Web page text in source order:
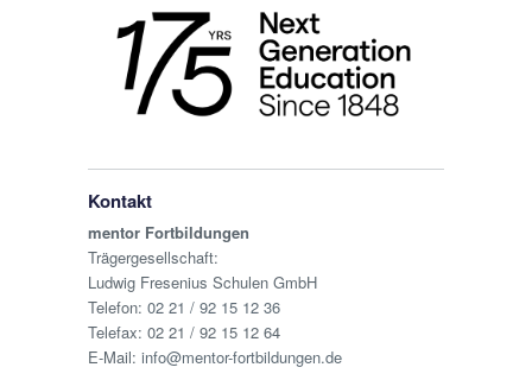
Kontakt
mentor Fortbildungen
Trägergesellschaft:
Ludwig Fresenius Schulen GmbH
Telefon: 02 21 / 92 15 12 36
Telefax: 02 21 / 92 15 12 64
E-Mail: info@mentor-fortbildungen.de